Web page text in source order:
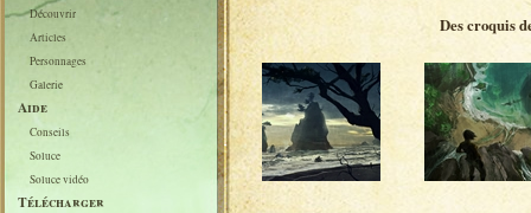
Découvrir
Articles
Personnages
Galerie
Aide
Conseils
Soluce
Soluce vidéo
Télécharger
Des croquis